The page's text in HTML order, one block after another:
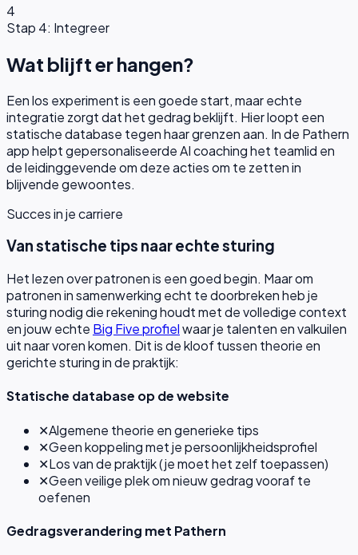
4
Stap 4: Integreer
Wat blijft er hangen?
Een los experiment is een goede start, maar echte
integratie zorgt dat het gedrag beklijft. Hier loopt een
statische database tegen haar grenzen aan. In de Pathern
app helpt gepersonaliseerde AI coaching het teamlid en
de leidinggevende om deze acties om te zetten in
blijvende gewoontes.
Succes in je carriere
Van statische tips naar echte sturing
Het lezen over patronen is een goed begin. Maar om
patronen in samenwerking echt te doorbreken heb je
sturing nodig die rekening houdt met de volledige context
en jouw echte Big Five profielwaar je talenten en valkuilen
uit naar voren komen. Dit is de kloof tussen theorie en
gerichte sturing in de praktijk:
Statische database op de website
✕Algemene theorie en generieke tips
✕Geen koppeling met je persoonlijkheidsprofiel
✕Los van de praktijk (je moet het zelf toepassen)
✕Geen veilige plek om nieuw gedrag vooraf te
oefenen
Gedragsverandering met Pathern